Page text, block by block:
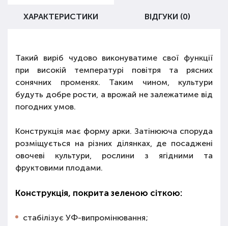
ХАРАКТЕРИСТИКИ ВІДГУКИ (0)
Такий виріб чудово виконуватиме свої функції
при високій температурі повітря та рясних
сонячних променях. Таким чином, культури
будуть добре рости, а врожай не залежатиме від
погодних умов.
Конструкція має форму арки. Затінююча споруда
розміщується на різних ділянках, де посаджені
овочеві культури, рослини з ягідними та
фруктовими плодами.
Конструкція, покрита зеленою сіткою:
стабілізує УФ-випромінювання;